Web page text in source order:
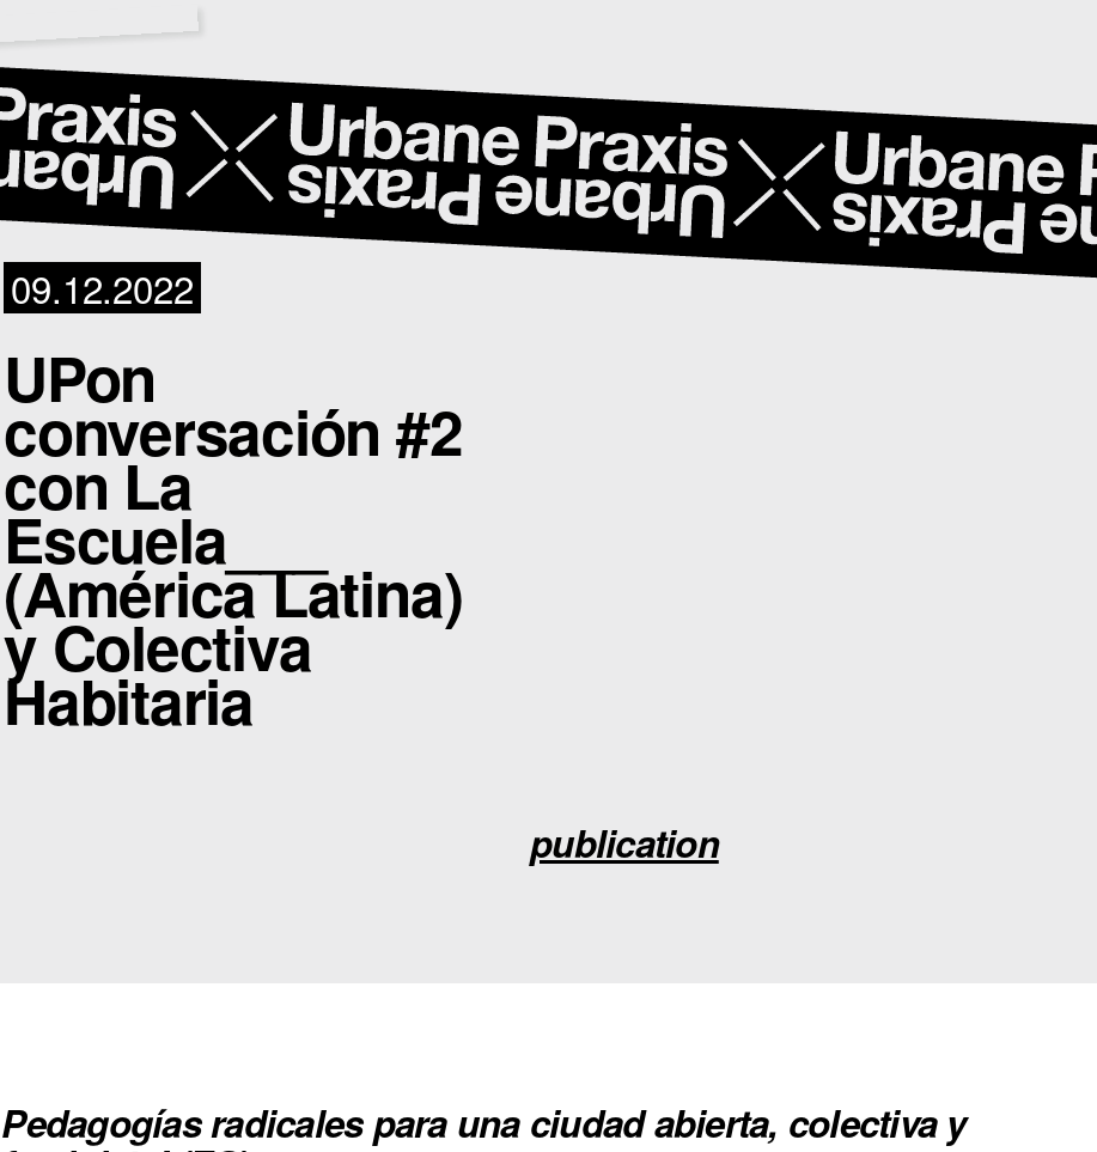
09.12.2022
UPon
conversación #2
con La
Escuela___
(América Latina)
y Colectiva
Habitaria
publication
Pedagogías radicales para una ciudad abierta, colectiva y